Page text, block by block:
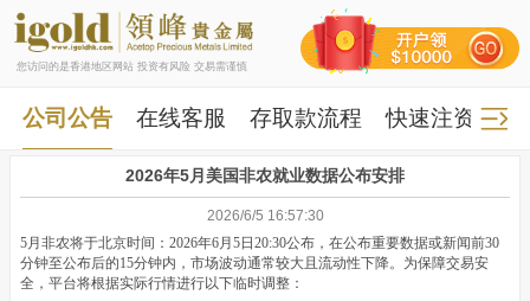
您访问的是香港地区网站 投资有风险 交易需谨慎
公司公告 在线客服 存取款流程 快速注资 快
2026年5月美国非农就业数据公布安排
2026/6/5 16:57:30
5月非农将于北京时间：2026年6月5日20:30公布，在公布重要数据或新闻前30
分钟至公布后的15分钟内，市场波动通常较大且流动性下降。为保障交易安
全，平台将根据实际行情进行以下临时调整：